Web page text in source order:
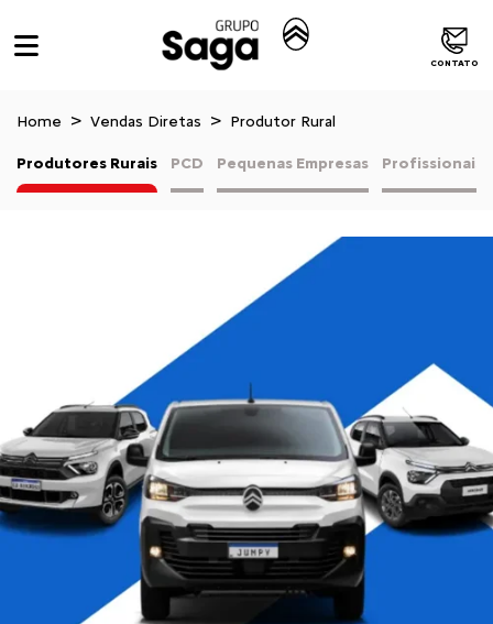
CONTATO
Home Vendas Diretas Produtor Rural
PCD Pequenas Empresas Profissionais
Produtores Rurais